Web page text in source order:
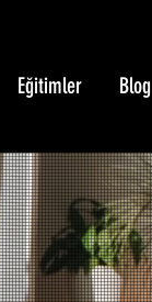
Eğitimler Blog